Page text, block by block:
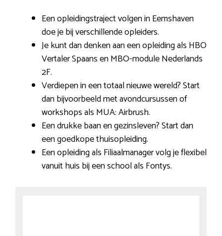
Een opleidingstraject volgen in Eemshaven
doe je bij verschillende opleiders.
Je kunt dan denken aan een opleiding als HBO
Vertaler Spaans en MBO-module Nederlands
2F.
Verdiepen in een totaal nieuwe wereld? Start
dan bijvoorbeeld met avondcursussen of
workshops als MUA: Airbrush.
Een drukke baan en gezinsleven? Start dan
een goedkope thuisopleiding.
Een opleiding als Filiaalmanager volg je flexibel
vanuit huis bij een school als Fontys.